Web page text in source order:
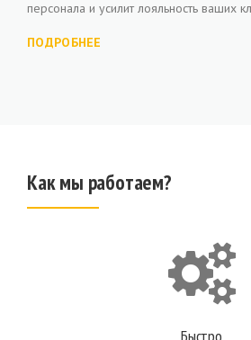
персонала и усилит лояльность ваших
ПОДРОБНЕЕ
Как мы работаем?